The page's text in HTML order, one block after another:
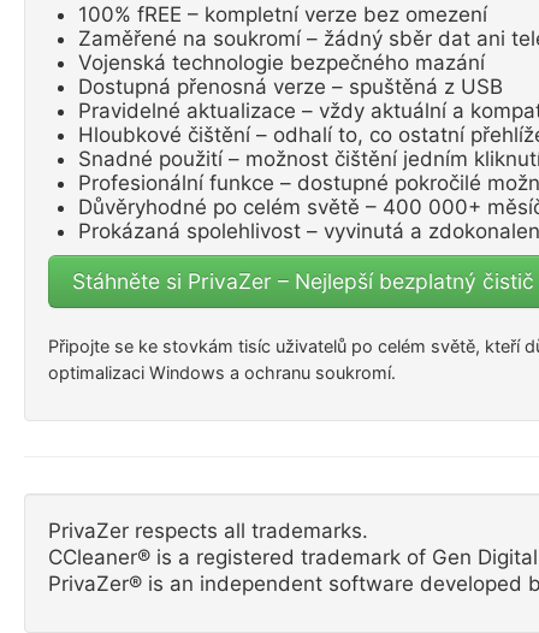
100% fREE – kompletní verze bez omezení
Zaměřené na soukromí – žádný sběr dat ani
Vojenská technologie bezpečného mazání
Dostupná přenosná verze – spuštěná z USB
Pravidelné aktualizace – vždy aktuální a
Hloubkové čištění – odhalí to, co ostatní
Snadné použití – možnost čištění jedním
Profesionální funkce – dostupné pokročilé
Důvěryhodné po celém světě – 400 000+
Prokázaná spolehlivost – vyvinutá a
Stáhněte si PrivaZer – Nejlepší bezplatný
Připojte se ke stovkám tisíc uživatelů po celém světě, kteří
optimalizaci Windows a ochranu soukromí.
PrivaZer respects all trademarks.
CCleaner® is a registered trademark of Gen
PrivaZer® is an independent software developed